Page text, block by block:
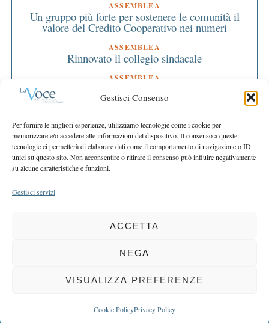
Gestisci Consenso
Per fornire le migliori esperienze, utilizziamo tecnologie come i cookie per
memorizzare e/o accedere alle informazioni del dispositivo. Il consenso a queste
tecnologie ci permetterà di elaborare dati come il comportamento di navigazione o ID
unici su questo sito. Non acconsentire o ritirare il consenso può influire negativamente
su alcune caratteristiche e funzioni.
Gestisci servizi
ACCETTA
NEGA
VISUALIZZA PREFERENZE
Cookie PolicyPrivacy Policy
ASSEMBLEA
Un gruppo più forte per sostenere le comunità il
valore del Credito Cooperativo nei numeri
ASSEMBLEA
Rinnovato il collegio sindacale
ASSEMBLEA
Bilancio approvato all’unanimità e 2 milioni
destinati al territorio
EDITORIALE DIRETTORE
Crescere restando riconoscibili
EDITORIALE PRESIDENTE
Costruire futuro insieme
COPYRIGHT 2025 LA VOCE |PRIVACY
BCC DI BUSTO GAROLFO E BUGUGGIATE